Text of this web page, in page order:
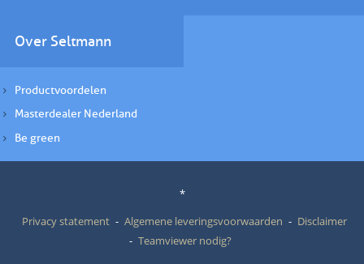
Over Seltmann
Productvoordelen
Masterdealer Nederland
Be green
*
Privacy statement
Algemene leveringsvoorwaarden
Disclaimer
Teamviewer nodig?